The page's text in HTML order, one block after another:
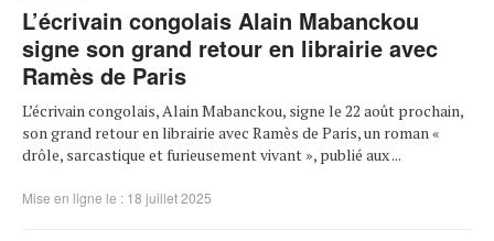
L’écrivain congolais Alain Mabanckou
signe son grand retour en librairie avec
Ramès de Paris
L’écrivain congolais, Alain Mabanckou, signe le 22 août prochain,
son grand retour en librairie avec Ramès de Paris, un roman «
drôle, sarcastique et furieusement vivant », publié aux ...
Mise en ligne le : 18 juillet 2025